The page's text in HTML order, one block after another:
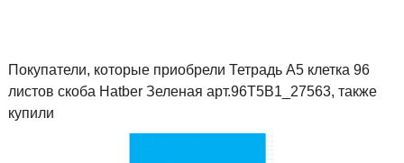
Покупатели, которые приобрели Тетрадь А5 клетка 96
листов скоба Hatber Зеленая арт.96Т5В1_27563, также
купили